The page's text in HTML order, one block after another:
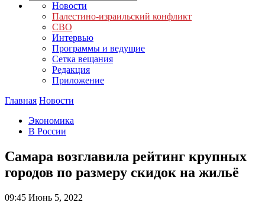
Новости
Палестино-израильский конфликт
СВО
Интервью
Программы и ведущие
Сетка вещания
Редакция
Приложение
Главная Новости
Экономика
В России
Самара возглавила рейтинг крупных
городов по размеру скидок на жильё
09:45 Июнь 5, 2022